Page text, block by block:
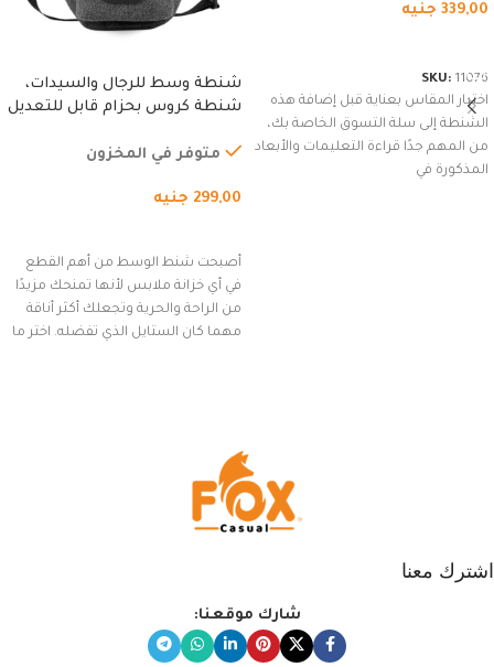
339,00 جنيه
SKU: 11076
اختيار المقاس بعناية قبل إضافة هذه
الشنطة إلى سلة التسوق الخاصة بك،
من المهم جدًا قراءة التعليمات والأبعاد
المذكورة في
شنطة وسط للرجال والسيدات،
شنطة كروس بحزام قابل للتعديل
السفر، الجري العادي، المشي
(رمادي)
متوفر في المخزون
299,00 جنيه
أصبحت شنط الوسط من أهم القطع
في أي خزانة ملابس لأنها تمنحك مزيدًا
من الراحة والحرية وتجعلك أكثر أناقة
مهما كان الستايل الذي تفضله. اختر ما
اشترك معنا
شارك موقعنا: